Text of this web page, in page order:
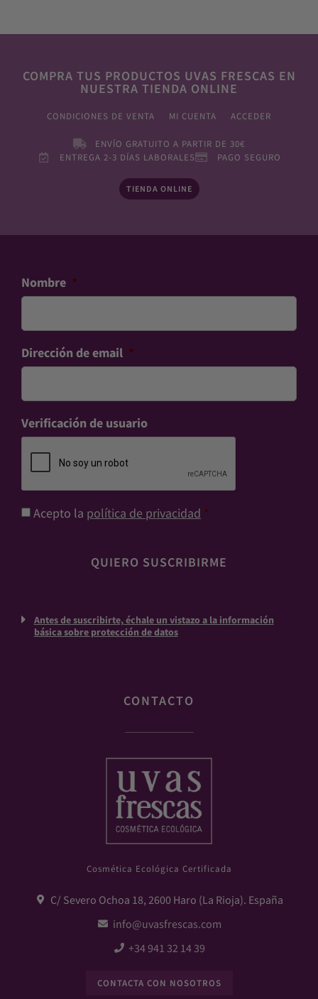
COMPRA TUS PRODUCTOS UVAS FRESCAS EN
NUESTRA TIENDA ONLINE
CONDICIONES DE VENTA MI CUENTA ACCEDER
ENVÍO GRATUITO A PARTIR DE 30€
ENTREGA 2-3 DÍAS LABORALES
PAGO SEGURO
TIENDA ONLINE
Nombre *
Dirección de email *
Verificación de usuario
Consentimiento *
Acepto la política de privacidad *
Antes de suscribirte, échale un vistazo a la información
básica sobre protección de datos
CONTACTO
Cosmética Ecológica Certificada
C/ Severo Ochoa 18, 2600 Haro (La Rioja). España
info@uvasfrescas.com
+34 941 32 14 39
CONTACTA CON NOSOTROS